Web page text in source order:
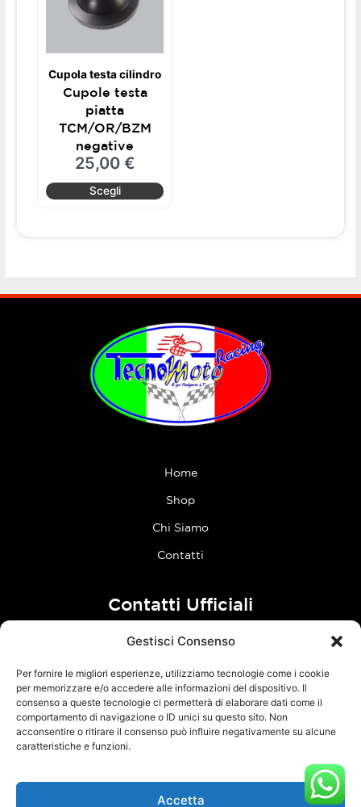
Gestisci Consenso
Per fornire le migliori esperienze, utilizziamo tecnologie come i cookie
per memorizzare e/o accedere alle informazioni del dispositivo. Il
consenso a queste tecnologie ci permetterà di elaborare dati come il
comportamento di navigazione o ID unici su questo sito. Non
acconsentire o ritirare il consenso può influire negativamente su alcune
caratteristiche e funzioni.
Accetta
Cupola testa cilindro
Cupole testa
piatta
TCM/OR/BZM
negative
25,00 €
Scegli
varianti.
Le
essere
scelte
nella
pagina
del
prodotto
Home
Shop
Chi Siamo
Contatti
Contatti Ufficiali
Follow Us
F
I
TCM Racing s.r.l.s. – Via Acque Alte, snc – 04100 Latina – P.Iva